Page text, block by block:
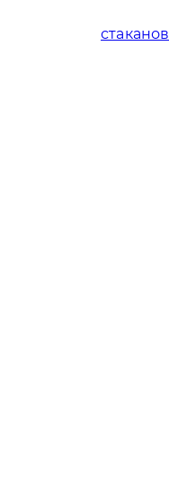
стаканов